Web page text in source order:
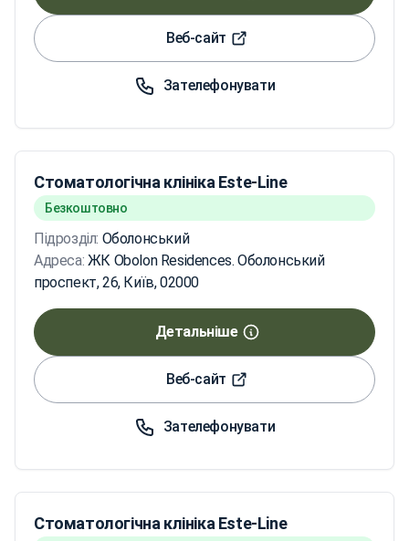
Веб-сайт
Зателефонувати
Стоматологічна клініка Este-Line
Безкоштовно
Підрозділ: Оболонський
Адреса: ЖК Obolon Residences. Оболонський
проспект, 26, Київ, 02000
Детальніше
Веб-сайт
Зателефонувати
Стоматологічна клініка Este-Line